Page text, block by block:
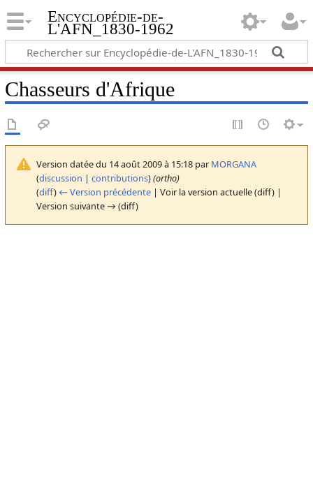
Encyclopédie-de-
L'AFN_1830-1962
Chasseurs d'Afrique
Version datée du 14 août 2009 à 15:18 par MORGANA
(discussion | contributions)(ortho)
(diff) ← Version précédente| Voir la version actuelle (diff) |
Version suivante → (diff)